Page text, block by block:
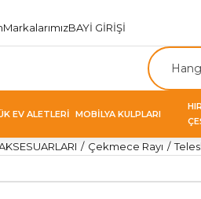
MarkalarımızBAYİ GİRİŞİ
EV ALETLERİ MOBİLYA KULPLARI
Çekmece Rayı